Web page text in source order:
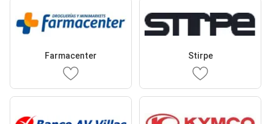
Farmacenter Stirpe